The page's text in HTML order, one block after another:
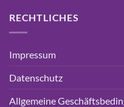
RECHTLICHES
Impressum
Datenschutz
Allgemeine